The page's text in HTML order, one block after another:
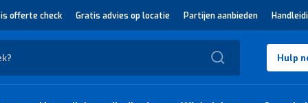
offerte check Gratis advies op locatie Partijen aanbieden
Hulp